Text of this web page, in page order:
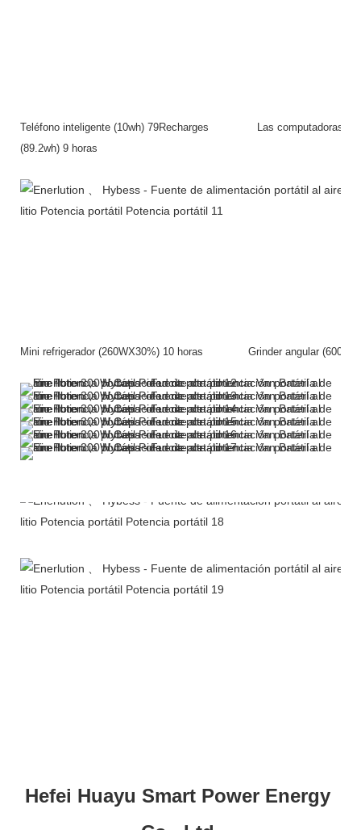
Teléfono inteligente (10wh) 79Recharges Las
(89.2wh) 9 horas
Mini refrigerador (260WX30%) 10 horas Grinder angular
Hefei Huayu Smart Power Energy